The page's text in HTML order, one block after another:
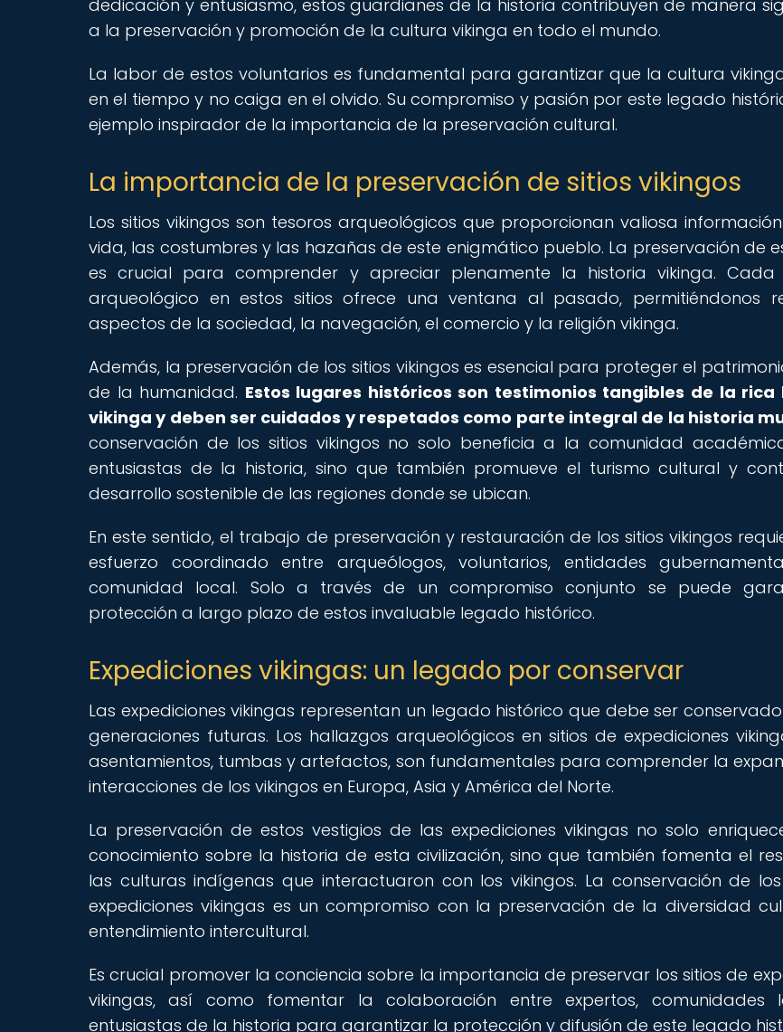
dedicación y entusiasmo, estos guardianes de la historia contribuyen de manera
a la preservación y promoción de la cultura vikinga en todo el mundo.
La labor de estos voluntarios es fundamental para garantizar que la cultura
en el tiempo y no caiga en el olvido. Su compromiso y pasión por este legado
ejemplo inspirador de la importancia de la preservación cultural.
La importancia de la preservación de sitios vikingos
Los sitios vikingos son tesoros arqueológicos que proporcionan valiosa
vida, las costumbres y las hazañas de este enigmático pueblo. La preservación de
es crucial para comprender y apreciar plenamente la historia vikinga. Cada
arqueológico en estos sitios ofrece una ventana al pasado, permitiéndonos
aspectos de la sociedad, la navegación, el comercio y la religión vikinga.
Además, la preservación de los sitios vikingos es esencial para proteger el
de la humanidad. Estos lugares históricos son testimonios tangibles de la rica
vikinga y deben ser cuidados y respetados como parte integral de la historia
conservación de los sitios vikingos no solo beneficia a la comunidad
entusiastas de la historia, sino que también promueve el turismo cultural y
desarrollo sostenible de las regiones donde se ubican.
En este sentido, el trabajo de preservación y restauración de los sitios vikingos
esfuerzo coordinado entre arqueólogos, voluntarios, entidades
comunidad local. Solo a través de un compromiso conjunto se puede
protección a largo plazo de estos invaluable legado histórico.
Expediciones vikingas: un legado por conservar
Las expediciones vikingas representan un legado histórico que debe ser
generaciones futuras. Los hallazgos arqueológicos en sitios de expediciones
asentamientos, tumbas y artefactos, son fundamentales para comprender la
interacciones de los vikingos en Europa, Asia y América del Norte.
La preservación de estos vestigios de las expediciones vikingas no solo
conocimiento sobre la historia de esta civilización, sino que también fomenta el
las culturas indígenas que interactuaron con los vikingos. La conservación de
expediciones vikingas es un compromiso con la preservación de la diversidad
entendimiento intercultural.
Es crucial promover la conciencia sobre la importancia de preservar los sitios de
vikingas, así como fomentar la colaboración entre expertos, comunidades
entusiastas de la historia para garantizar la protección y difusión de este legado